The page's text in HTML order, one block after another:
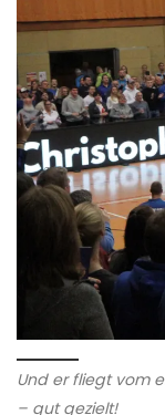
Und er fliegt vom
– gut gezielt!